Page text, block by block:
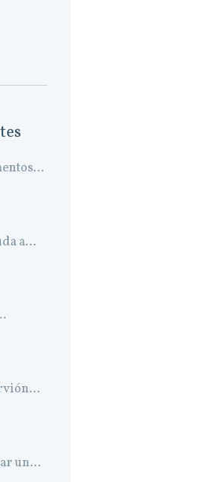
a...
un...